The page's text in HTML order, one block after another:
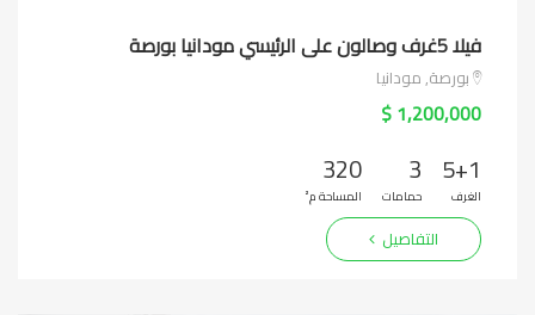
فيلا 5غرف وصالون على الرئيسي مودانيا بورصة
بورصة, مودانيا
1,200,000 $
5+1
الغرف
3
حمامات
320
المساحة م²
التفاصيل